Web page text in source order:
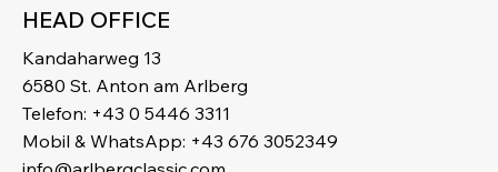
HEAD OFFICE
Kandaharweg 13
6580 St. Anton am Arlberg
Telefon: +43 0 5446 3311
Mobil & WhatsApp: +43 676 3052349